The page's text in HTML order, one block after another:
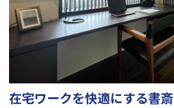
在宅ワークを快適にする書斎